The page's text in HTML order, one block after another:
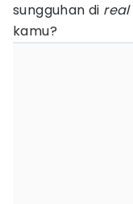
sungguhan di real
kamu?